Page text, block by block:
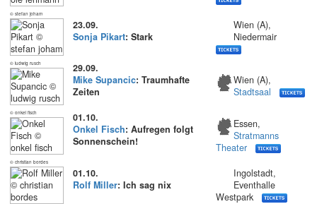
© stefan joham
23.09.
Sonja Pikart: Stark
Wien (A),
Niedermair
© ludwig rusch
29.09.
Mike Supancic: Traumhafte
Zeiten
Wien (A),
Stadtsaal
© onkel fisch
01.10.
Onkel Fisch: Aufregen folgt
Sonnenschein!
Essen,
Stratmanns
Theater
© christian bordes
01.10.
Rolf Miller: Ich sag nix
Ingolstadt,
Eventhalle
Westpark